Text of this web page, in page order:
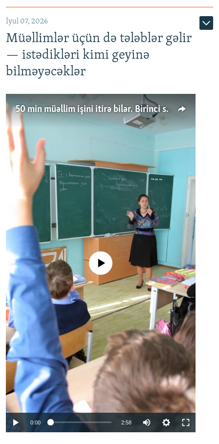
İyul 07, 2026
Müəllimlər üçün də tələblər gəlir
— istədikləri kimi geyinə
bilməyəcəklər
50 min müəllim işini itirə bilər. Birinci sinfə gedənlər azalır
No media source currently available
0:00 2:58